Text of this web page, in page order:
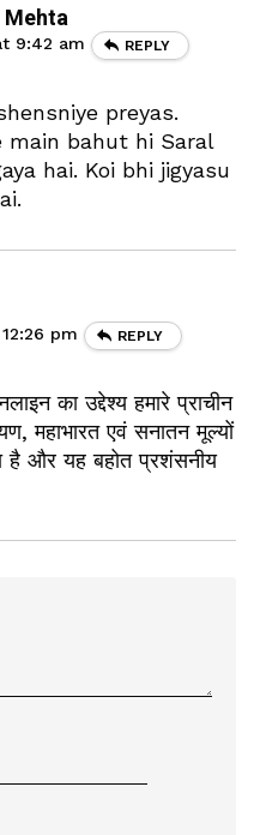
Mehta
9:42 am REPLY
preyas.
main bahut hi Saral
hai. Koi bhi jigyasu
pm REPLY
का उद्देश्य हमारे प्राचीन
महाभारत एवं सनातन मूल्यों
है और यह बहोत प्रशंसनीय